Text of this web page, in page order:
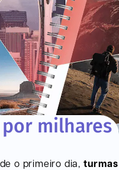
milhares
o primeiro dia, turmas